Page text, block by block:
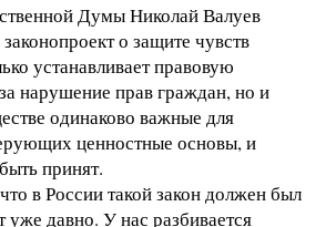
Думы Николай Валуев
о защите чувств
устанавливает правовую
нарушение прав граждан, но и
одинаково важные для
ценностные основы, и
принят.
в России такой закон должен был
уже давно. У нас разбивается